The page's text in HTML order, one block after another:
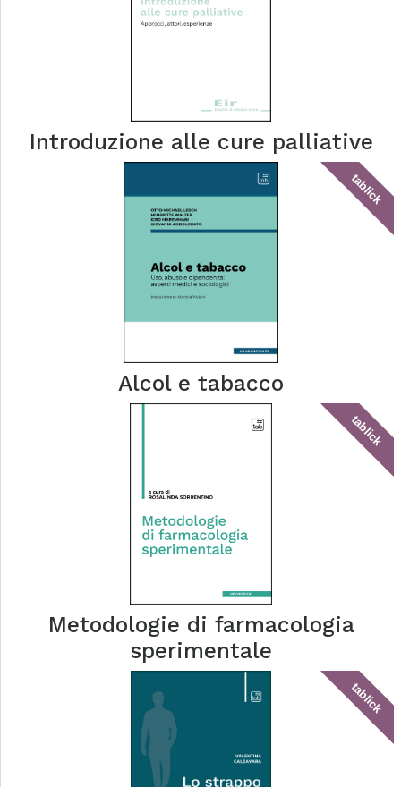
Introduzione alle cure palliative
tablick
Alcol e tabacco
tablick
Metodologie di farmacologia
sperimentale
tablick